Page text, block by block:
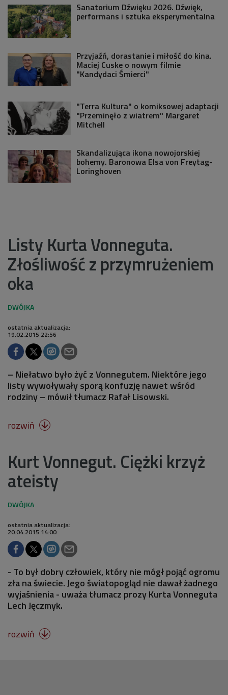
Sanatorium Dźwięku 2026. Dźwięk,
performans i sztuka eksperymentalna
Przyjaźń, dorastanie i miłość do kina.
Maciej Cuske o nowym filmie
"Kandydaci Śmierci"
"Terra Kultura" o komiksowej adaptacji
"Przeminęło z wiatrem" Margaret
Mitchell
Skandalizująca ikona nowojorskiej
bohemy. Baronowa Elsa von Freytag-
Loringhoven
Listy Kurta Vonneguta.
Złośliwość z przymrużeniem
oka
ostatnia aktualizacja:
19.02.2015 22:56
– Niełatwo było żyć z Vonnegutem. Niektóre jego
listy wywoływały sporą konfuzję nawet wśród
rodziny – mówił tłumacz Rafał Lisowski.
rozwiń 
Kurt Vonnegut. Ciężki krzyż
ateisty
ostatnia aktualizacja:
20.04.2015 14:00
- To był dobry człowiek, który nie mógł pojąć ogromu
zła na świecie. Jego światopogląd nie dawał żadnego
wyjaśnienia - uważa tłumacz prozy Kurta Vonneguta
Lech Jęczmyk.
rozwiń 